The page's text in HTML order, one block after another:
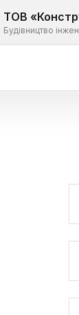
ТОВ
Будівництво